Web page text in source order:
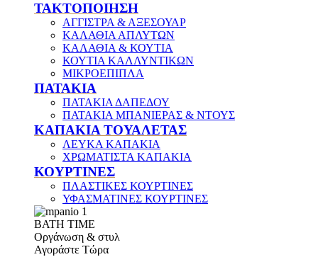
ΤΑΚΤΟΠΟΙΗΣΗ
ΑΓΓΙΣΤΡΑ & ΑΞΕΣΟΥΑΡ
ΚΑΛΑΘΙΑ ΑΠΛΥΤΩΝ
ΚΑΛΑΘΙΑ & ΚΟΥΤΙΑ
ΚΟΥΤΙΑ ΚΑΛΛΥΝΤΙΚΩΝ
ΜΙΚΡΟΕΠΙΠΛΑ
ΠΑΤΑΚΙΑ
ΠΑΤΑΚΙΑ ΔΑΠΕΔΟΥ
ΠΑΤΑΚΙΑ ΜΠΑΝΙΕΡΑΣ & ΝΤΟΥΣ
ΚΑΠΑΚΙΑ ΤΟΥΑΛΕΤΑΣ
ΛΕΥΚΑ ΚΑΠΑΚΙΑ
ΧΡΩΜΑΤΙΣΤΑ ΚΑΠΑΚΙΑ
ΚΟΥΡΤΙΝΕΣ
ΠΛΑΣΤΙΚΕΣ ΚΟΥΡΤΙΝΕΣ
ΥΦΑΣΜΑΤΙΝΕΣ ΚΟΥΡΤΙΝΕΣ
ΒΑΤΗ ΤΙΜΕ
Οργάνωση & στυλ
Αγοράστε Τώρα